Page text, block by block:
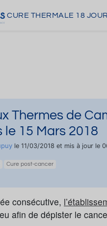
CURE THERMALE 18
Thermes de
le 15 Mars 2018
le 11/03/2018 et mis à jour le
Cure post-cancer
consécutive,
afin de dépister le